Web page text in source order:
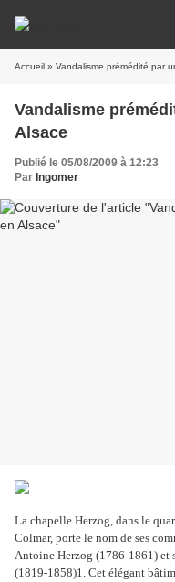
Accueil » Vandalisme prémédité par
Vandalisme
Alsace
Publié le 05/08/2009 à 12:23
Par Ingomer
La chapelle Herzog, dans le
Colmar, porte le nom de ses
Antoine Herzog (1786-1861) et
(1819-1858)1. Cet élégant